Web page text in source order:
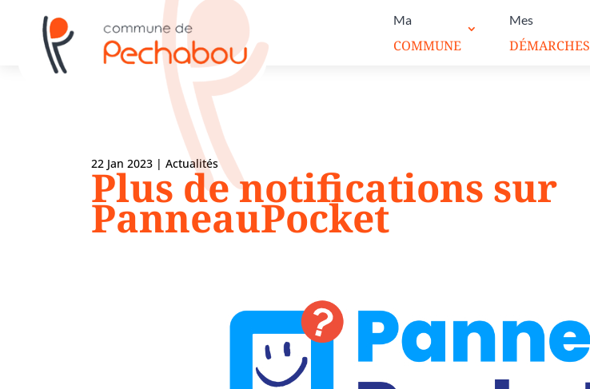
Ma
COMMUNE
Mes
DÉMARCHES
22 Jan 2023 |Actualités
Plus de notifications sur
PanneauPocket